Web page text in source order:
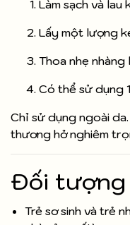
Làm sạch và lau
Lấy một lượng
Thoa nhẹ nhàng
Có thể sử dụng
Chỉ sử dụng ngoài
thương hở nghiêm
Đối tượng
Trẻ sơ sinh và trẻ